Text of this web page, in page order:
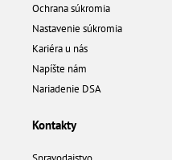
Ochrana súkromia
Nastavenie súkromia
Kariéra u nás
Napíšte nám
Nariadenie DSA
Kontakty